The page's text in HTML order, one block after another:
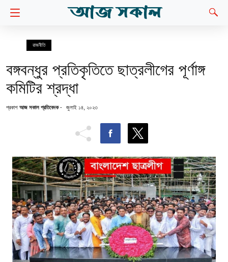
রাজনীতি
বঙ্গবন্ধুর প্রতিকৃতিতে ছাত্রলীগের পূর্ণাঙ্গ
কমিটির শ্রদ্ধা
প্রকাশ আজ সকাল প্রতিবেদক - জুলাই ১৪, ২০২৩